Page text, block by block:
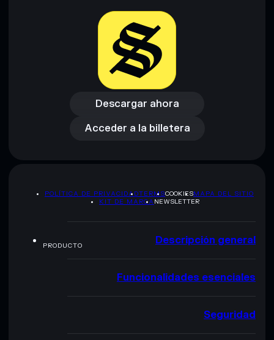
Descargar ahora
Descargar ahora
Acceder a la billetera
Acceder a la billetera
POLÍTICA DE PRIVACIDADTERMSCOOKIESMAPA DEL SITIO
KIT DE MARCA NEWSLETTER
PRODUCTO Descripción general
Funcionalidades esenciales
Seguridad